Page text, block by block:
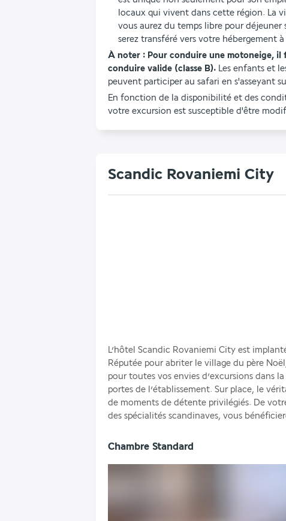
locaux qui vivent dans cette région. La
vous aurez du temps libre pour
serez transféré vers votre hébergement
À noter : Pour conduire une motoneige,
conduire valide (classe B). Les enfants et
peuvent participer au safari en s'asseyant
En fonction de la disponibilité et des
votre excursion est susceptible d'être
Scandic Rovaniemi City
L’hôtel Scandic Rovaniemi City est
Réputée pour abriter le village du père
pour toutes vos envies d’excursions dans
portes de l’établissement. Sur place, le
de moments de détente privilégiés. De
des spécialités scandinaves, vous
Chambre Standard